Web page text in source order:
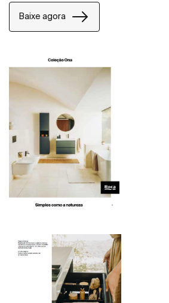
Baixe agora